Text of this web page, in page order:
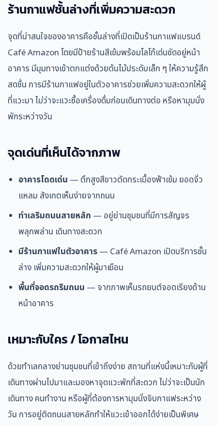
ร้านกาแฟชั้นล่างที่เพิ่มความสะดวก
จุดที่น่าสนใจของอาคารคือชั้นล่างที่เปิดเป็นร้านกาแฟแบรนด์
Café Amazon โดยมีป้ายร้านสีเข้มพร้อมโลโก้เด่นชัดอยู่หน้า
อาคาร มีมุมทางเข้าตกแต่งด้วยต้นไม้ประดับเล็ก ๆ ให้ความรู้สึก
สดชื่น การมีร้านกาแฟอยู่ในตัวอาคารช่วยเพิ่มความสะดวกให้ผู้
ที่แวะมา ไม่ว่าจะแวะซื้อเครื่องดื่มก่อนเดินทางต่อ หรือหามุมนั่ง
พักระหว่างวัน
จุดเด่นที่เห็นได้จากภาพ
อาคารโดดเด่น — ตึกสูงสีขาวตัดกระเบื้องฟ้าเข้ม ยอดจั่ว
แหลม สังเกตเห็นง่ายจากถนน
ทำเลริมถนนสายหลัก — อยู่ย่านชุมชนที่มีการสัญจร
พลุกพล่าน เดินทางสะดวก
มีร้านกาแฟในตัวอาคาร— Café Amazon เปิดบริการชั้น
ล่าง เพิ่มความสะดวกให้ผู้มาเยือน
พื้นที่จอดรถริมถนน — จากภาพเห็นรถยนต์จอดเรียงด้าน
หน้าอาคาร
เหมาะกับใคร / โอกาสไหน
ด้วยทำเลกลางย่านชุมชนที่เข้าถึงง่าย สถานที่แห่งนี้เหมาะกับผู้ที่
เดินทางผ่านไปมาและมองหาจุดแวะพักที่สะดวก ไม่ว่าจะเป็นนัก
เดินทาง คนทำงาน หรือผู้ที่ต้องการหามุมนั่งจิบกาแฟระหว่าง
วัน การอยู่ติดถนนสายหลักทำให้แวะเข้าออกได้ง่ายเป็นพิเศษ